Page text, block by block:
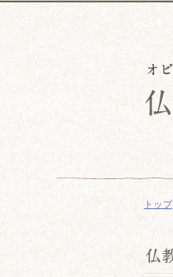
トップ